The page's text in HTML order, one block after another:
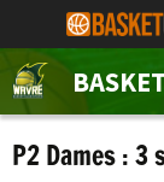
P2 Dames :